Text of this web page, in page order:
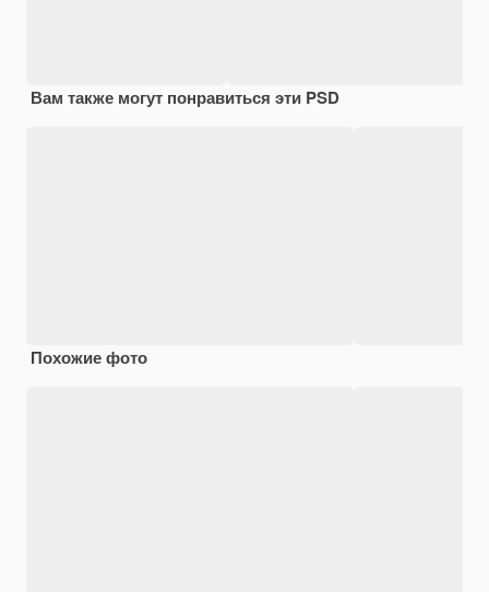
Вам также могут понравиться эти PSD
Похожие фото